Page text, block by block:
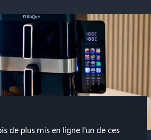
de plus mis en ligne l'un de ces